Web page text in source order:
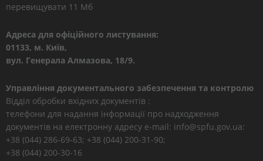
перевищувати 11 Мб
Адреса для офіційного листування:
01133, м. Київ,
вул. Генерала Алмазова, 18/9.
Управління документального забезпечення та контролю
Відділ обробки вхідних документів :
телефони для надання інформації про надходження
документів на електронну адресу e-mail: info@spfu.gov.ua:
+38 (044) 286-69-63; +38 (044) 200-31-90;
+38 (044) 200-30-16